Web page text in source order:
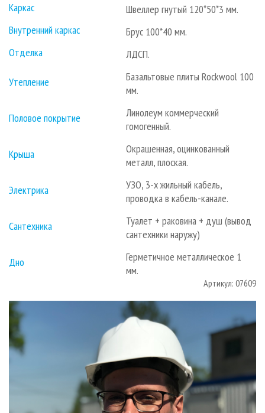
Каркас
Швеллер гнутый 120*50*3 мм.
Внутренний каркас
Брус 100*40 мм.
Отделка
ЛДСП.
Утепление
Базальтовые плиты Rockwool 100
мм.
Половое покрытие
Линолеум коммерческий
гомогенный.
Крыша
Окрашенная, оцинкованный
металл, плоская.
Электрика
УЗО, 3-х жильный кабель,
проводка в кабель-канале.
Сантехника
Туалет + раковина + душ (вывод
сантехники наружу)
Дно
Герметичное металлическое 1
мм.
Артикул: 07609